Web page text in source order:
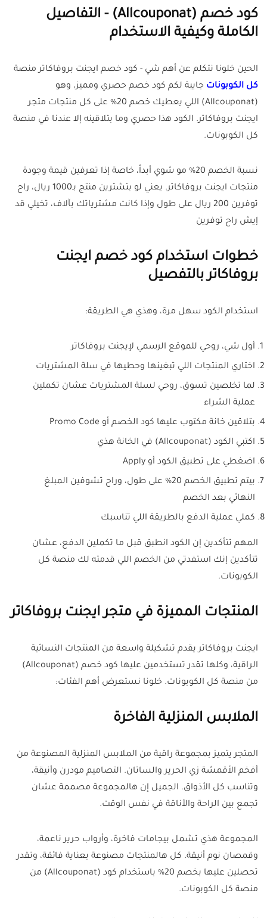
كود خصم (Allcouponat) - التفاصيل
الكاملة وكيفية الاستخدام
الحين خلونا نتكلم عن أهم شي - كود خصم ايجنت بروفاكاتر منصة
كل الكوبونات جايبة لكم كود خصم حصري ومميز، وهو
(Allcouponat) اللي يعطيك خصم 20% على كل منتجات متجر
ايجنت بروفاكاتر. الكود هذا حصري وما بتلاقينه إلا عندنا في منصة
كل الكوبونات.
نسبة الخصم 20% مو شوي أبداً، خاصة إذا تعرفين قيمة وجودة
منتجات ايجنت بروفاكاتر. يعني لو بتشترين منتج بـ1000 ريال، راح
توفرين 200 ريال على طول وإذا كانت مشترياتك بآلاف، تخيلي قد
إيش راح توفرين
خطوات استخدام كود خصم ايجنت
بروفاكاتر بالتفصيل
استخدام الكود سهل مرة، وهذي هي الطريقة:
أول شي، روحي للموقع الرسمي لإيجنت بروفاكاتر
اختاري المنتجات اللي تبغينها وحطيها في سلة المشتريات
لما تخلصين تسوق، روحي لسلة المشتريات عشان تكملين
عملية الشراء
بتلاقين خانة مكتوب عليها كود الخصم أو Promo Code
اكتبي الكود (Allcouponat) في الخانة هذي
اضغطي على تطبيق الكود أو Apply
بيتم تطبيق الخصم 20% على طول، وراح تشوفين المبلغ
النهائي بعد الخصم
كملي عملية الدفع بالطريقة اللي تناسبك
المهم تتأكدين إن الكود انطبق قبل ما تكملين الدفع، عشان
تتأكدين إنك استفدتي من الخصم اللي قدمته لك منصة كل
الكوبونات.
المنتجات المميزة في متجر ايجنت بروفاكاتر
ايجنت بروفاكاتر يقدم تشكيلة واسعة من المنتجات النسائية
الراقية، وكلها تقدر تستخدمين عليها كود خصم (Allcouponat)
من منصة كل الكوبونات. خلونا نستعرض أهم الفئات:
الملابس المنزلية الفاخرة
المتجر يتميز بمجموعة راقية من الملابس المنزلية المصنوعة من
أفخم الأقمشة زي الحرير والساتان. التصاميم مودرن وأنيقة،
وتناسب كل الأذواق. الجميل إن هالمجموعة مصممة عشان
تجمع بين الراحة والأناقة في نفس الوقت.
المجموعة هذي تشمل بيجامات فاخرة، وأرواب حرير ناعمة،
وقمصان نوم أنيقة. كل هالمنتجات مصنوعة بعناية فائقة، وتقدر
تحصلين عليها بخصم 20% باستخدام كود (Allcouponat) من
منصة كل الكوبونات.